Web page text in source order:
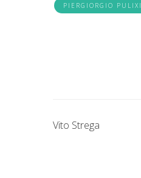
PIERGIORGIO PULIXI
Vito Strega